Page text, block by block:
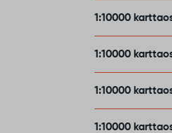
1:10000
1:10000
1:10000
1:10000